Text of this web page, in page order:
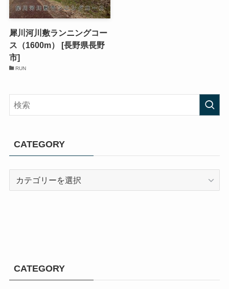
犀川河川敷ランニングコー
ス（1600m） [長野県長野
市]
RUN
CATEGORY
CATEGORY
CATEGORY